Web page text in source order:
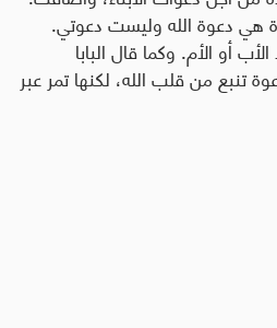
هي دعوة الله وليست دعوتي.
أو الأم. وكما قال البابا
تنبع من قلب الله، لكنها تمر عبر